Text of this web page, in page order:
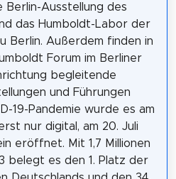
Berlin-Ausstellung des
das Humboldt-Labor der
Berlin. Außerdem finden in
Forum im Berliner
begleitende
und Führungen
19-Pandemie wurde es am
nur digital, am 20. Juli
eröffnet. Mit 1,7 Millionen
belegt es den 1. Platz der